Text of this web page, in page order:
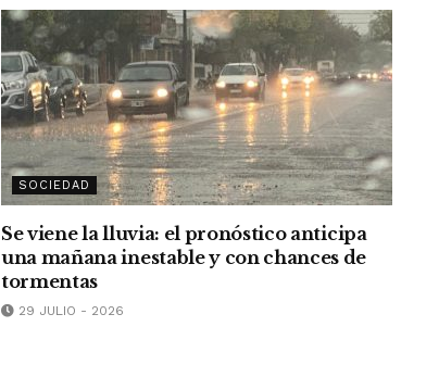
SOCIEDAD
Se viene la lluvia: el pronóstico anticipa
una mañana inestable y con chances de
tormentas
29 JULIO - 2026